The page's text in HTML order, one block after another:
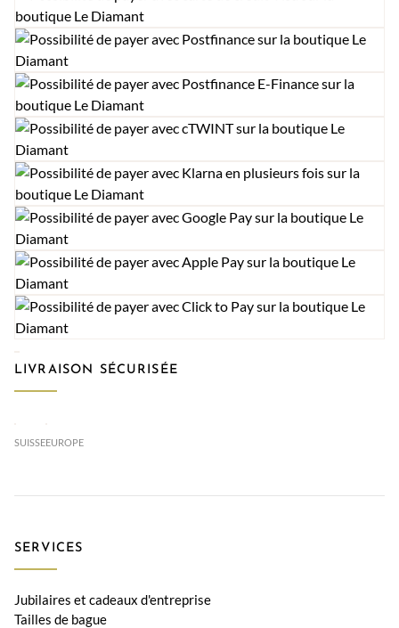
LIVRAISON SÉCURISÉE
SUISSEEUROPE
SERVICES
Jubilaires et cadeaux d'entreprise
Tailles de bague